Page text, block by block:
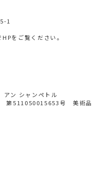
1
をご覧ください。
ン シャンペトル
第511050015653号 美術品